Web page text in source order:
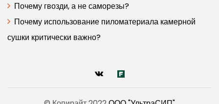
Почему гвозди, а не саморезы?
Почему использование пиломатериала камерной
сушки критически важно?